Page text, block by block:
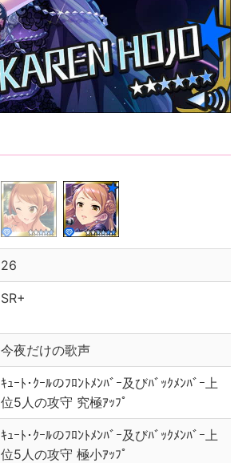
26
SR+
今夜だけの歌声
ｷｭｰﾄ･ｸｰﾙのﾌﾛﾝﾄﾒﾝﾊﾞｰ及びﾊﾞｯｸﾒﾝﾊﾞｰ上
位5人の攻守 究極ｱｯﾌﾟ
ｷｭｰﾄ･ｸｰﾙのﾌﾛﾝﾄﾒﾝﾊﾞｰ及びﾊﾞｯｸﾒﾝﾊﾞｰ上
位5人の攻守 極小ｱｯﾌﾟ